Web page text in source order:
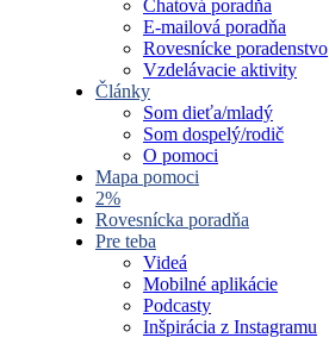
Chatová poradňa
E-mailová poradňa
Rovesnícke poradenstvo
Vzdelávacie aktivity
Články
Som dieťa/mladý
Som dospelý/rodič
O pomoci
Mapa pomoci
2%
Rovesnícka poradňa
Pre teba
Videá
Mobilné aplikácie
Podcasty
Inšpirácia z Instagramu